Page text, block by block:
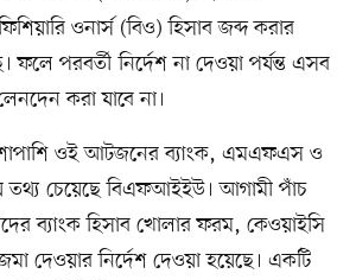
ওনার্স (বিও) হিসাব জব্দ করার
ফলে পরবর্তী নির্দেশ না দেওয়া পর্যন্ত এসব
করা যাবে না।
ওই আটজনের ব্যাংক, এমএফএস ও
তথ্য চেয়েছে বিএফআইইউ। আগামী পাঁচ
ব্যাংক হিসাব খোলার ফরম, কেওয়াইসি
দেওয়ার নির্দেশ দেওয়া হয়েছে। একটি